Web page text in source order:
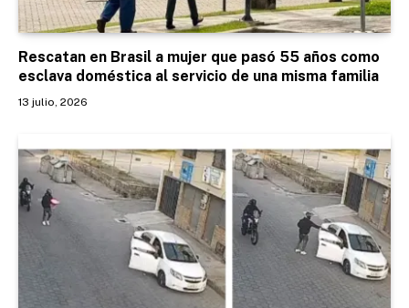
Rescatan en Brasil a mujer que pasó 55 años como
esclava doméstica al servicio de una misma familia
13 julio, 2026